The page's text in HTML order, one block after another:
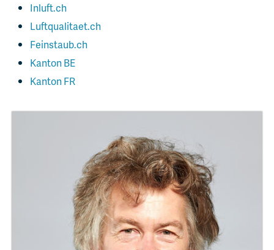
Inluft.ch
Luftqualitaet.ch
Feinstaub.ch
Kanton BE
Kanton FR